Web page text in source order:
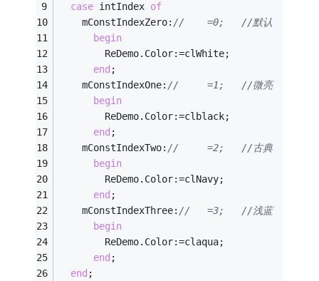
case intIndex of
    mConstIndexZero:
//    =0;   //默认
begin
        ReDemo.Color:=clWhite;
end ;
    mConstIndexOne:
//     =1;   //微亮
begin
        ReDemo.Color:=clblack;
end ;
    mConstIndexTwo:
//     =2;   //古典
begin
        ReDemo.Color:=clNavy;
end ;
    mConstIndexThree:
//   =3;   //浅蓝
begin
        ReDemo.Color:=claqua;
end ;
end ;